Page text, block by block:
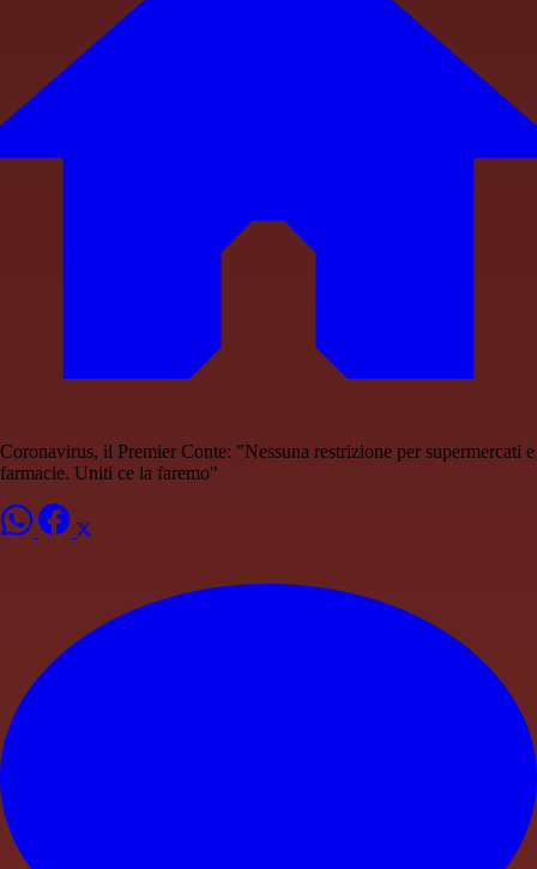
Coronavirus, il Premier Conte: "Nessuna restrizione per supermercati e
farmacie. Uniti ce la faremo"